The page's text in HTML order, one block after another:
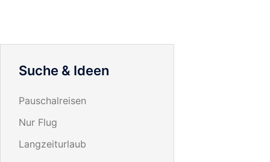
Suche & Ideen
Pauschalreisen
Nur Flug
Langzeiturlaub